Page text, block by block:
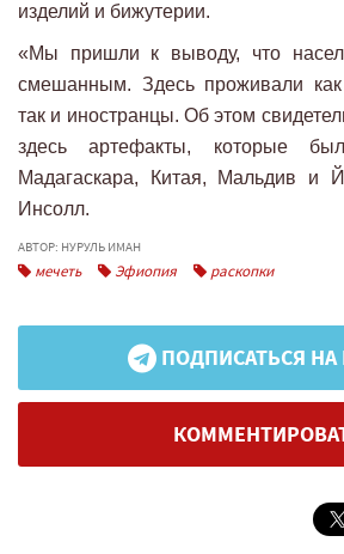
изделий и бижутерии.
«Мы пришли к выводу, что
смешанным. Здесь проживали
так и иностранцы. Об этом
здесь артефакты, которые
Мадагаскара, Китая, Мальдив и
Инсолл.
АВТОР: НУРУЛЬ ИМАН
мечеть Эфиопия раскопки
ПОДПИСАТЬСЯ НА